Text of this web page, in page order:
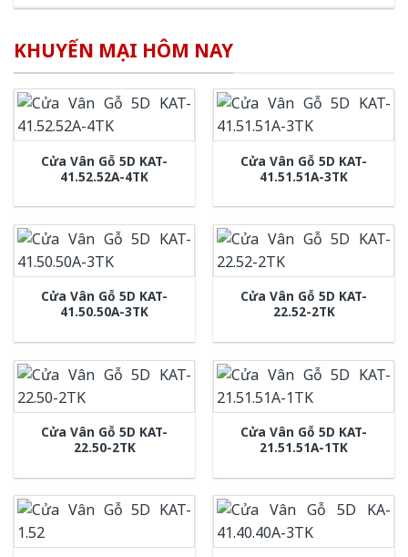
KHUYẾN MẠI HÔM NAY
Cửa Vân Gỗ 5D KAT-
41.52.52A-4TK
Cửa Vân Gỗ 5D KAT-
41.51.51A-3TK
Cửa Vân Gỗ 5D KAT-
41.50.50A-3TK
Cửa Vân Gỗ 5D KAT-
22.52-2TK
Cửa Vân Gỗ 5D KAT-
22.50-2TK
Cửa Vân Gỗ 5D KAT-
21.51.51A-1TK